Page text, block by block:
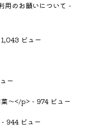
用のお願いについて -
ビュー
ー
～</p> - 974 ビュー
- 944 ビュー